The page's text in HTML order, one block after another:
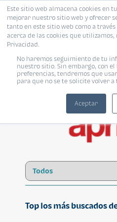
Este sitio web almacena cookies en
mejorar nuestro sitio web y ofrecer
tanto en este sitio web como a
acerca de las cookies que
Privacidad.
No haremos seguimiento de tu
nuestro sitio. Sin embargo, con
preferencias, tendremos que
para que no se te solicite volver
Aceptar
Top los más buscados